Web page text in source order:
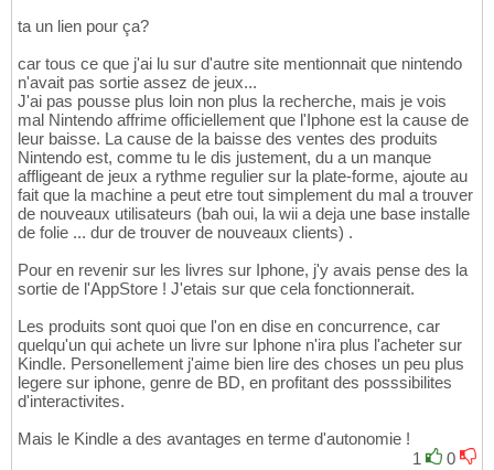
ta un lien pour ça?
car tous ce que j'ai lu sur d'autre site mentionnait que nintendo
n'avait pas sortie assez de jeux...
J'ai pas pousse plus loin non plus la recherche, mais je vois
mal Nintendo affrime officiellement que l'Iphone est la cause de
leur baisse. La cause de la baisse des ventes des produits
Nintendo est, comme tu le dis justement, du a un manque
affligeant de jeux a rythme regulier sur la plate-forme, ajoute au
fait que la machine a peut etre tout simplement du mal a trouver
de nouveaux utilisateurs (bah oui, la wii a deja une base installe
de folie ... dur de trouver de nouveaux clients) .
Pour en revenir sur les livres sur Iphone, j'y avais pense des la
sortie de l'AppStore ! J'etais sur que cela fonctionnerait.
Les produits sont quoi que l'on en dise en concurrence, car
quelqu'un qui achete un livre sur Iphone n'ira plus l'acheter sur
Kindle. Personellement j'aime bien lire des choses un peu plus
legere sur iphone, genre de BD, en profitant des posssibilites
d'interactivites.
Mais le Kindle a des avantages en terme d'autonomie !
1
0